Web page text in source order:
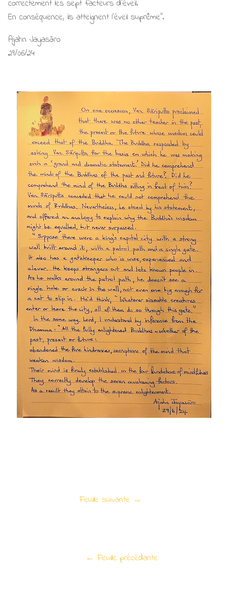
correctement les sept facteurs d'éveil.
En conséquence, ils atteignent l'éveil suprême".
Ajahn Jayasāro
29/06/24
Feuille suivante →
← Feuille précédante